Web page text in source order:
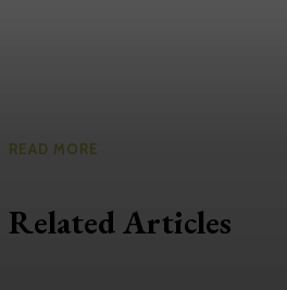
READ MORE
Related Articles